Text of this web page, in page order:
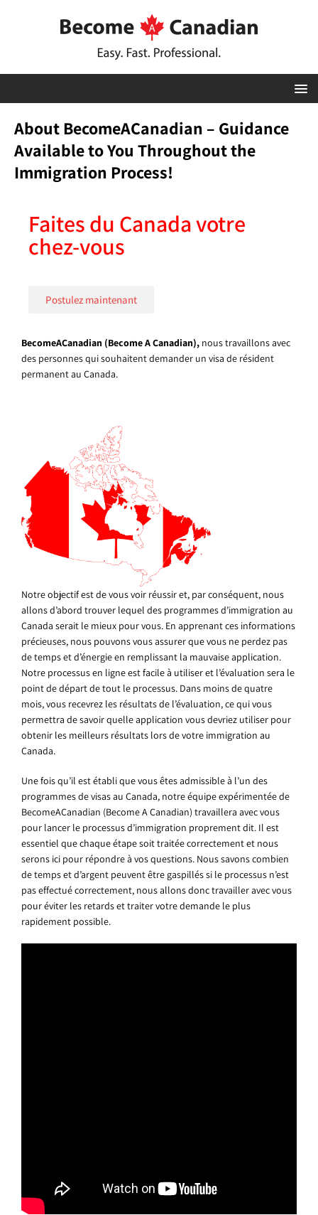
About BecomeACanadian – Guidance
Available to You Throughout the
Immigration Process!
Faites du Canada votre
chez-vous
Postulez maintenant
BecomeACanadian (Become A Canadian), nous travaillons avec
des personnes qui souhaitent demander un visa de résident
permanent au Canada.
Notre objectif est de vous voir réussir et, par conséquent, nous
allons d’abord trouver lequel des programmes d’immigration au
Canada serait le mieux pour vous. En apprenant ces informations
précieuses, nous pouvons vous assurer que vous ne perdez pas
de temps et d’énergie en remplissant la mauvaise application.
Notre processus en ligne est facile à utiliser et l’évaluation sera le
point de départ de tout le processus. Dans moins de quatre
mois, vous recevrez les résultats de l’évaluation, ce qui vous
permettra de savoir quelle application vous devriez utiliser pour
obtenir les meilleurs résultats lors de votre immigration au
Canada.
Une fois qu’il est établi que vous êtes admissible à l’un des
programmes de visas au Canada, notre équipe expérimentée de
BecomeACanadian (Become A Canadian) travaillera avec vous
pour lancer le processus d’immigration proprement dit. Il est
essentiel que chaque étape soit traitée correctement et nous
serons ici pour répondre à vos questions. Nous savons combien
de temps et d’argent peuvent être gaspillés si le processus n’est
pas effectué correctement, nous allons donc travailler avec vous
pour éviter les retards et traiter votre demande le plus
rapidement possible.